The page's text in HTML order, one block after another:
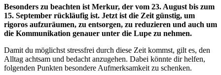
Besonders zu beachten ist Merkur, der vom 23. August bis zum
15. September rückläufig ist. Jetzt ist die Zeit günstig, um
rigoros aufzuräumen, zu entsorgen, zu reduzieren und auch um
die Kommunikation genauer unter die Lupe zu nehmen.
Damit du möglichst stressfrei durch diese Zeit kommst, gilt es, den
Alltag achtsam und bedacht anzugehen. Dabei könnte dir helfen,
folgenden Punkten besondere Aufmerksamkeit zu schenken.